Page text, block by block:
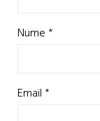
Nume*
Email*